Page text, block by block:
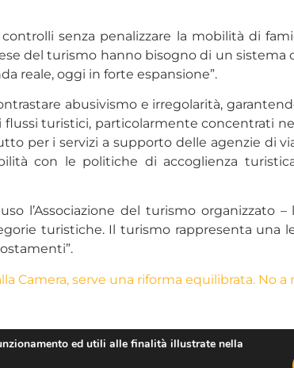
senza penalizzare la mobilità di
del turismo hanno bisogno di un sistema
reale, oggi in forte espansione”.
abusivismo e irregolarità,
flussi turistici, particolarmente concentrati
per i servizi a supporto delle agenzie di
con le politiche di accoglienza
l’Associazione del turismo organizzato
turistiche. Il turismo rappresenta una
Camera, serve una riforma equilibrata. No
ed utili alle finalità illustrate nella